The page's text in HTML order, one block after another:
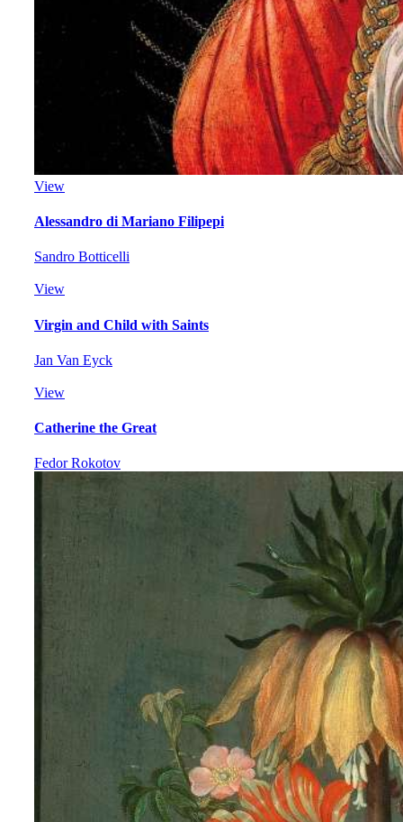
View
Alessandro di Mariano Filipepi
Sandro Botticelli
View
Virgin and Child with Saints
Jan Van Eyck
View
Catherine the Great
Fedor Rokotov